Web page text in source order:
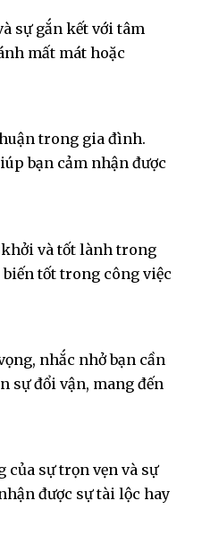
sự gắn kết với tâm
mất mát hoặc
trong gia đình.
bạn cảm nhận được
khởi và tốt lành trong
tốt trong công việc
nhắc nhở bạn cần
sự đổi vận, mang đến
của sự trọn vẹn và sự
được sự tài lộc hay